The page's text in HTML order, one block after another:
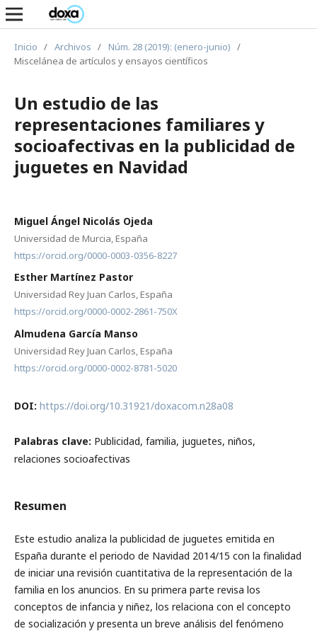
Inicio / Archivos / Núm. 28 (2019): (enero-junio) /
Miscelánea de artículos y ensayos científicos
Un estudio de las
representaciones familiares y
socioafectivas en la publicidad de
juguetes en Navidad
Miguel Ángel Nicolás Ojeda
Universidad de Murcia, España
https://orcid.org/0000-0003-0356-8227
Esther Martínez Pastor
Universidad Rey Juan Carlos, España
https://orcid.org/0000-0002-2861-750X
Almudena García Manso
Universidad Rey Juan Carlos, España
https://orcid.org/0000-0002-8781-5020
DOI: https://doi.org/10.31921/doxacom.n28a08
Palabras clave: Publicidad, familia, juguetes, niños,
relaciones socioafectivas
Resumen
Este estudio analiza la publicidad de juguetes emitida en
España durante el periodo de Navidad 2014/15 con la finalidad
de iniciar una revisión cuantitativa de la representación de la
familia en los anuncios. En su primera parte revisa los
conceptos de infancia y niñez, los relaciona con el concepto
de socialización y presenta un breve análisis del fenómeno